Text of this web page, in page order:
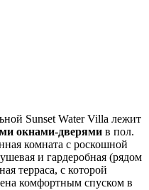
Sunset Water Villa лежит
окнами-дверями в пол.
комната с роскошной
и гардеробная (рядом
терраса, с которой
комфортным спуском в